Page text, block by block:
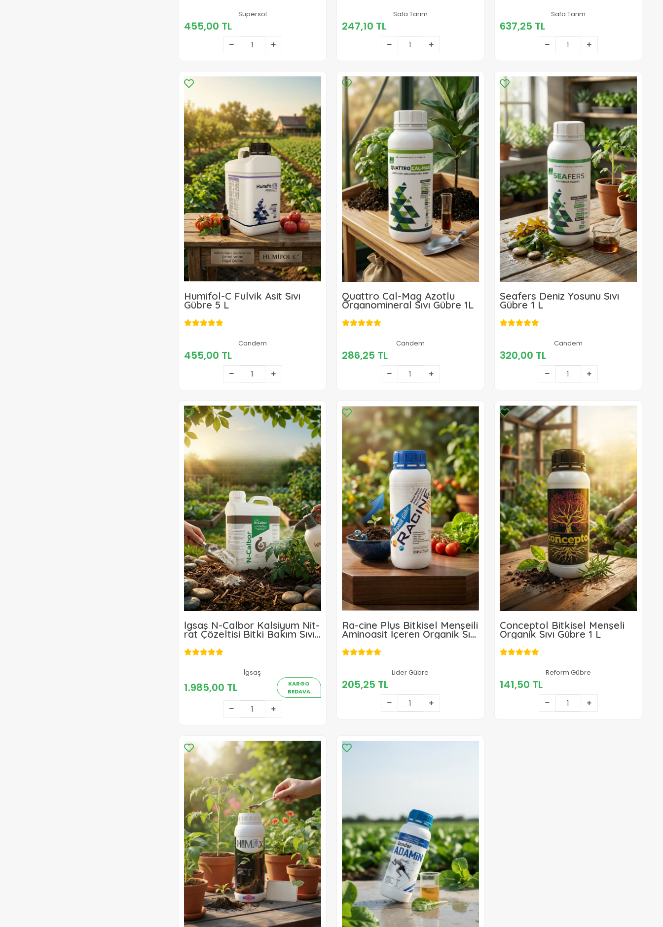
Supersol
455,00 TL
455,00 TL
Sepete Ekle
Safa Tarım
247,10 TL
247,10 TL
Sepete Ekle
Safa Tarım
637,25 TL
637,25 TL
Sepete Ekle
Humifol-C Fulvik Asit Sıvı
Gübre 5 L
Candem
455,00 TL
455,00 TL
Sepete Ekle
Quattro Cal-Mag Azotlu
Organomineral Sıvı Gübre 1L
Candem
286,25 TL
286,25 TL
Sepete Ekle
Seafers Deniz Yosunu Sıvı
Gübre 1 L
Candem
320,00 TL
320,00 TL
Sepete Ekle
İgsaş N-Calbor Kalsiyum Nit-
rat Çözeltisi Bitki Bakım Sıvı
Gübre 25 L
İgsaş
1.985,00 TL
KARGO
BEDAVA
1.985,00 TL
Sepete Ekle
Ra-cine Plus Bitkisel Menşeili
Aminoasit İçeren Organik Sıvı
Lider Gübre
205,25 TL
205,25 TL
Sepete Ekle
Conceptol Bitkisel Menşeli
Organik Sıvı Gübre 1 L
Reform Gübre
141,50 TL
141,50 TL
Sepete Ekle